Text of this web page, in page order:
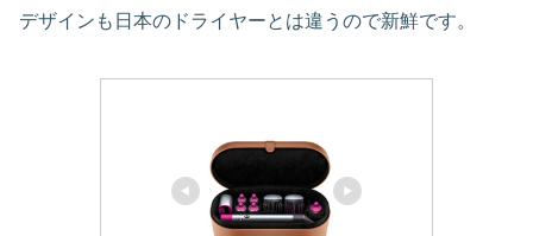
デザインも日本のドライヤーとは違うので新鮮です。